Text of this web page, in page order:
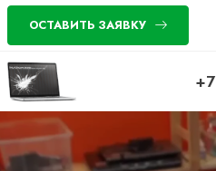
ОСТАВИТЬ ЗАЯВКУ